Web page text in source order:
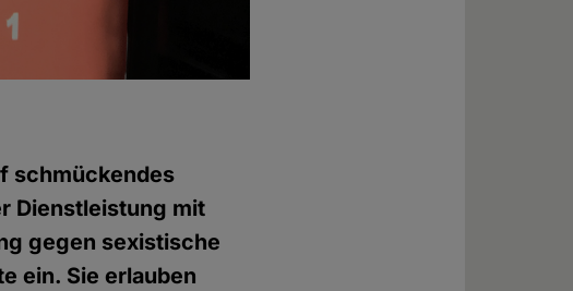
schmückendes
Dienstleistung mit
gegen sexistische
ein. Sie erlauben